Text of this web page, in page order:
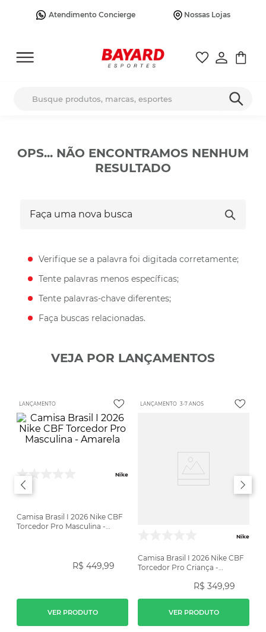
Atendimento Concierge Nossas Lojas
OPS... NÃO ENCONTRAMOS NENHUM
RESULTADO
Verifique se a palavra foi digitada corretamente;
Tente palavras menos específicas;
Tente palavras-chave diferentes;
Faça buscas relacionadas.
VEJA POR LANÇAMENTOS
LANÇAMENTO
Nike
Camisa Brasil I 2026 Nike CBF
Torcedor Pro Masculina -
R$ 449,99
VER PRODUTO
LANÇAMENTO 3-7 ANOS
Nike
Camisa Brasil I 2026 Nike CBF
Torcedor Pro Criança -
R$ 349,99
VER PRODUTO